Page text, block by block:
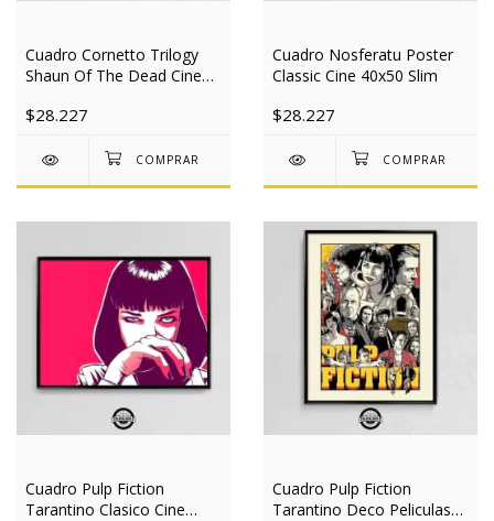
Cuadro Cornetto Trilogy
Shaun Of The Dead Cine
$28.227
Cuadro Nosferatu Poster
Classic Cine 40x50 Slim
$28.227
Cuadro Pulp Fiction
Tarantino Clasico Cine
Cuadro Pulp Fiction
Tarantino Deco Peliculas